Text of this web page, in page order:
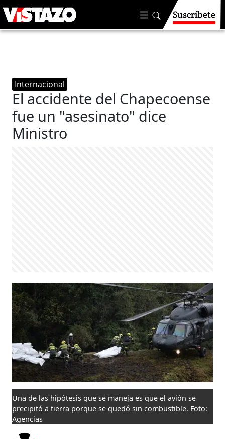
Suscríbete
Internacional
El accidente del Chapecoense
fue un "asesinato" dice
Ministro
Una de las hipótesis que se maneja es que el avión se
precipitó a tierra porque se quedó sin combustible. Foto:
Agencias